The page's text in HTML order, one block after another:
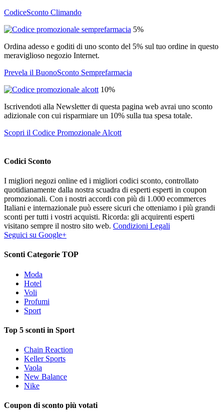
CodiceSconto Climando
5%
Ordina adesso e goditi di uno sconto del 5% sul tuo ordine in questo
meraviglioso negozio Internet.
Prevela il BuonoSconto Semprefarmacia
10%
Iscrivendoti alla Newsletter di questa pagina web avrai uno sconto
adizionale con cui risparmiare un 10% sulla tua spesa totale.
Scopri il Codice Promozionale Alcott
Codici Sconto
I migliori negozi online ed i migliori codici sconto, controllato
quotidianamente dalla nostra scuadra di esperti esperti in coupon
promozionali. Con i nostri accordi con più di 1.000 ecommerces
Italiani e internazionale può essere sicuri che otteniamo i più grandi
sconti per tutti i vostri acquisti. Ricorda: gli acquirenti esperti
visitano sempre il nostro sito web. Condizioni Legali
Seguici su Google+
Sconti Categorie TOP
Moda
Hotel
Voli
Profumi
Sport
Top 5 sconti in Sport
Chain Reaction
Keller Sports
Vaola
New Balance
Nike
Coupon di sconto più votati